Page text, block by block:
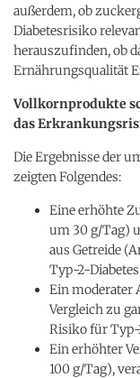
außerdem, ob
Diabetesrisiko
herauszufinden, ob
Ernährungsqualität
Vollkornprodukte
das
Die Ergebnisse der
zeigten Folgendes:
Eine erhöhte
um 30 g/Tag)
aus Getreide
Typ-2-Diabetes
Ein moderater
Vergleich zu
Risiko für Typ-
Ein erhöhter
100 g/Tag),